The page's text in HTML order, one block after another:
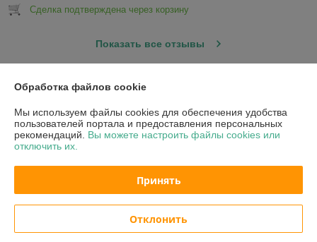
Сделка подтверждена через корзину
Показать все отзывы
О нас
Контакты
График работы
Обработка файлов cookie
Мы используем файлы cookies для обеспечения удобства
пользователей портала и предоставления персональных
рекомендаций. Вы можете настроить файлы cookies или
отключить их.
Принять
Отклонить